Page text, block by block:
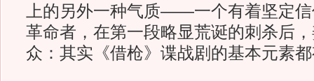
上的另外一种气质——一个有着坚定
革命者，在第一段略显荒诞的刺杀后
众：其实《借枪》谍战剧的基本元素